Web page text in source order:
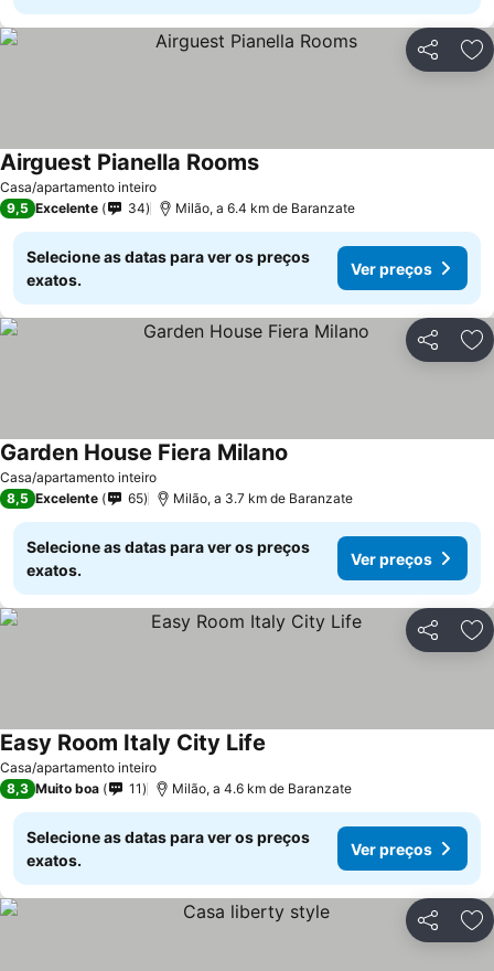
Partilhar
Casa/apartamento inteiro
Airguest Pianella Rooms
9,5 Excelente 34 Milão, a 6.4 km de Baranzate
Selecione as datas para ver os preços
exatos.
Ver preços
Partilhar
Casa/apartamento inteiro
Garden House Fiera Milano
8,5 Excelente 65 Milão, a 3.7 km de Baranzate
Selecione as datas para ver os preços
exatos.
Ver preços
Partilhar
Casa/apartamento inteiro
Easy Room Italy City Life
8,3 Muito boa 11 Milão, a 4.6 km de Baranzate
Selecione as datas para ver os preços
exatos.
Ver preços
Partilhar